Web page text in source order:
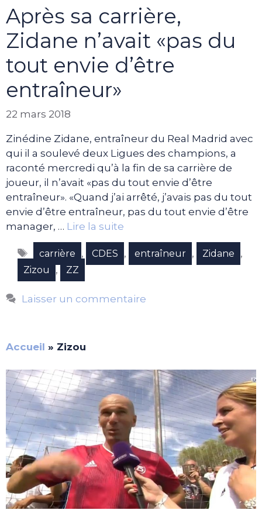
Après sa carrière,
Zidane n’avait «pas du
tout envie d’être
entraîneur»
22 mars 2018
Zinédine Zidane, entraîneur du Real Madrid avec
qui il a soulevé deux Ligues des champions, a
raconté mercredi qu’à la fin de sa carrière de
joueur, il n’avait «pas du tout envie d’être
entraîneur». «Quand j’ai arrêté, j’avais pas du tout
envie d’être entraîneur, pas du tout envie d’être
manager, … Lire la suite
Étiquettes
carrière , CDES , entraîneur , Zidane ,
Zizou , ZZ
Laisser un commentaire
Accueil » Zizou